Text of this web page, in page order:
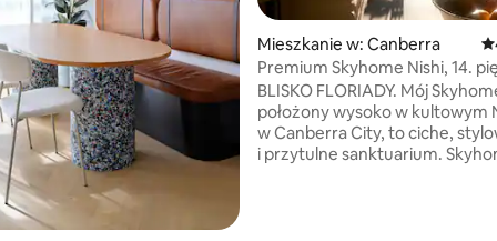
liczba recenzji: 207
Mieszkanie w: Canberra
Premium Skyhome Nishi, 14.
Widoki! Bezpłatny parking
BLISKO FLORIADY. Mój
położony wysoko w kultowym
w Canberra City, to ciche,
i przytulne sanktuarium.